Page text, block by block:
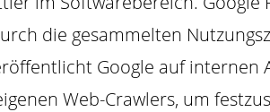
die gesammelten
Google auf internen
Web-Crawlers, um